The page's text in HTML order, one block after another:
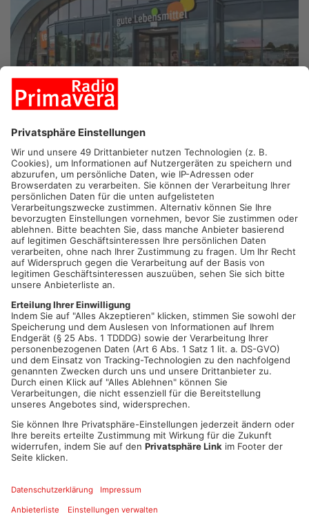
BIEBERGEMÜND/GROSSOSTHEIM/STEINAU.Für drei Tegut-
Märkte im Primaveraland ist die Zukunft geklärt.
Biebergemünd-Bieber, Großostheim-Pflaumheim und Steinau
sollen zu Tante Enso werden. Das Bundeskartellamt hat die
Übernahme von insgesamt 36 Tegut-Standorten freigegeben.In
Bieber ist die Unterstützung besonders groß: Mehr als 1.000
Menschen haben sich dort als Teilhaber registriert, berichtet
die GNZ.
Was aus vielen anderen Tegut-Märkten in der Region wird, ist
noch offen. Etwa in Aschaffenburg-Damm, Hanau,
Dietzenbach, Seligenstadt und Langenselbold. Edeka und Rewe
wollen zwar große Teile von Tegut übernehmen, dafür läuft
aber weiter die Prüfung durch das Bundeskartellamt.
Artikel teilen
ANZEIGE